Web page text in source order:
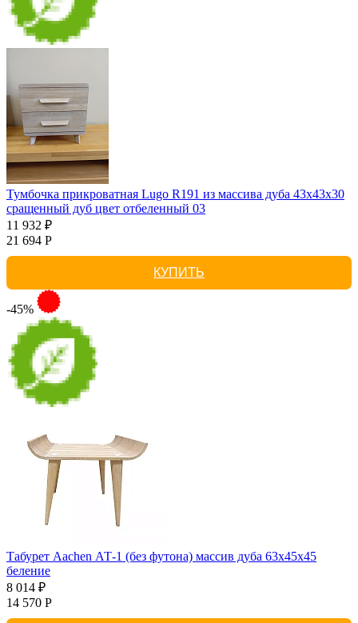
Тумбочка прикроватная Lugo R191 из массива дуба 43х43х30
сращенный дуб цвет отбеленный 03
11 932 ₽
21 694 Р
КУПИТЬ
-45%
Табурет Aachen АТ-1 (без футона) массив дуба 63х45х45
беление
8 014 ₽
14 570 Р